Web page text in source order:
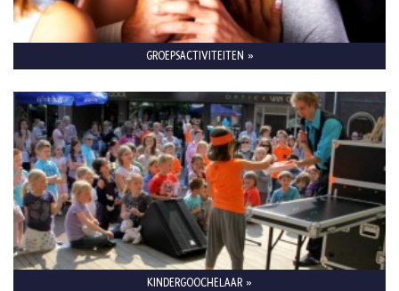
GROEPSACTIVITEITEN »
KINDERGOOCHELAAR »